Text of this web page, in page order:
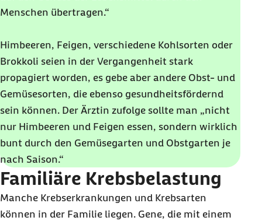
Menschen übertragen.“
Himbeeren, Feigen, verschiedene Kohlsorten oder
Brokkoli seien in der Vergangenheit stark
propagiert worden, es gebe aber andere Obst- und
Gemüsesorten, die ebenso gesundheitsfördernd
sein können. Der Ärztin zufolge sollte man „nicht
nur Himbeeren und Feigen essen, sondern wirklich
bunt durch den Gemüsegarten und Obstgarten je
nach Saison.“
Familiäre Krebsbelastung
Manche Krebserkrankungen und Krebsarten
können in der Familie liegen. Gene, die mit einem